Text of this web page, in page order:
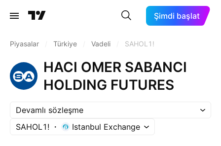
Şimdi başlat
Piyasalar Türkiye Vadeli SAHOL1!
HACI OMER SABANCI
HOLDING FUTURES
Devamlı sözleşme
SAHOL1!
Istanbul Exchange